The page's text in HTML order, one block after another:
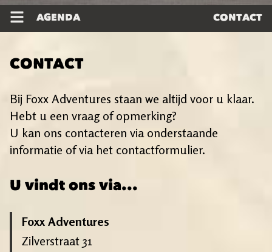
AGENDA CONTACT
CONTACT
Bij Foxx Adventures staan we altijd voor u klaar.
Hebt u een vraag of opmerking?
U kan ons contacteren via onderstaande
informatie of via het contactformulier.
U vindt ons via...
Foxx Adventures
Zilverstraat 31